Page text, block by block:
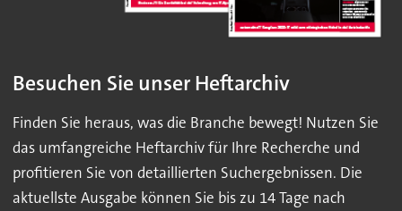
Besuchen Sie unser Heftarchiv
Finden Sie heraus, was die Branche bewegt! Nutzen Sie
das umfangreiche Heftarchiv für Ihre Recherche und
profitieren Sie von detaillierten Suchergebnissen. Die
aktuellste Ausgabe können Sie bis zu 14 Tage nach